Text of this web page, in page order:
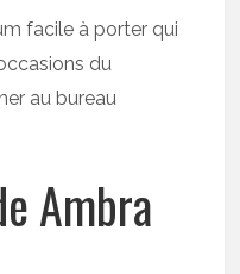
facile à porter qui
du
au bureau
Ambra